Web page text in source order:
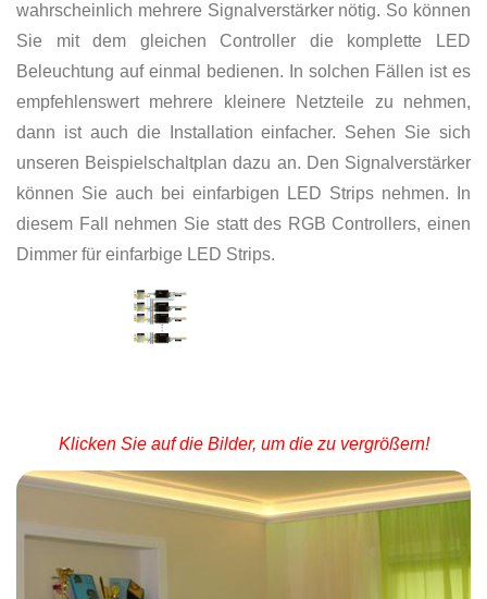
wahrscheinlich mehrere Signalverstärker nötig. So können
Sie mit dem gleichen Controller die komplette LED
Beleuchtung auf einmal bedienen. In solchen Fällen ist es
empfehlenswert mehrere kleinere Netzteile zu nehmen,
dann ist auch die Installation einfacher. Sehen Sie sich
unseren Beispielschaltplan dazu an. Den Signalverstärker
können Sie auch bei einfarbigen LED Strips nehmen. In
diesem Fall nehmen Sie statt des RGB Controllers, einen
Dimmer für einfarbige LED Strips.
Klicken Sie auf die Bilder, um die zu vergrößern!